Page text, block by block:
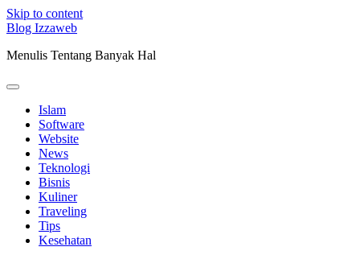
Skip to content
Blog Izzaweb
Menulis Tentang Banyak Hal
Islam
Software
Website
News
Teknologi
Bisnis
Kuliner
Traveling
Tips
Kesehatan